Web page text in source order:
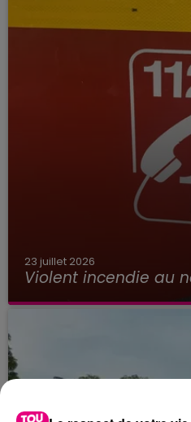
23 juillet 2026
Violent incendie au